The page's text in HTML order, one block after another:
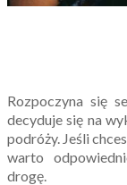
Rozpoczyna się
decyduje się na
podróży. Jeśli
warto
drogę.